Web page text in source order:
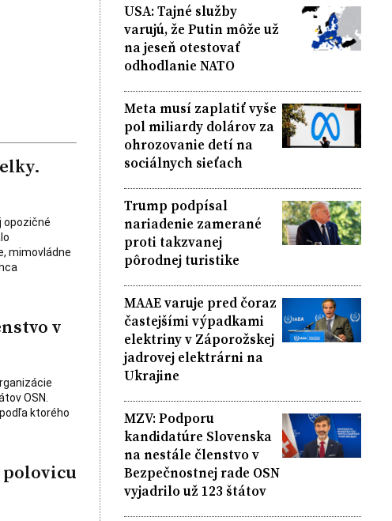
opozičné
mimovládne
v
OSN.
ktorého
USA: Tajné služby
varujú, že Putin môže už
na jeseň otestovať
odhodlanie NATO
Meta musí zaplatiť vyše
pol miliardy dolárov za
ohrozovanie detí na
sociálnych sieťach
Trump podpísal
nariadenie zamerané
proti takzvanej
pôrodnej turistike
MAAE varuje pred čoraz
častejšími výpadkami
elektriny v Záporožskej
jadrovej elektrárni na
Ukrajine
MZV: Podporu
kandidatúre Slovenska
na nestále členstvo v
Bezpečnostnej rade OSN
vyjadrilo už 123 štátov